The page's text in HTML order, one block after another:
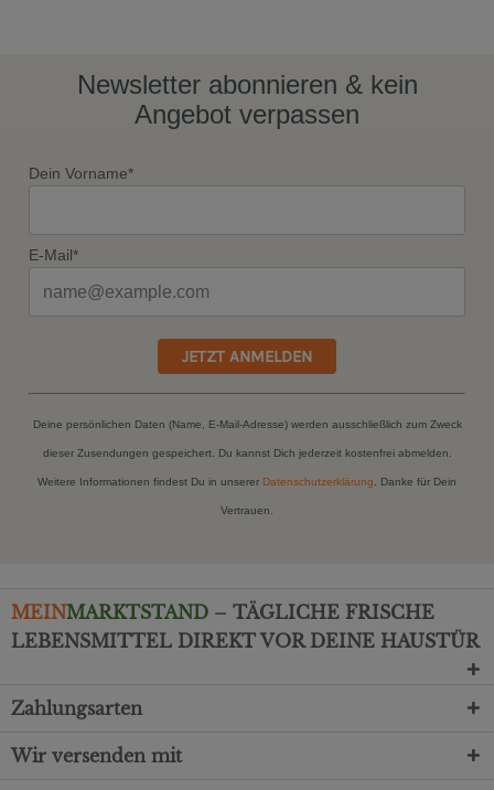
Newsletter abonnieren & kein
Angebot verpassen
Dein Vorname*
E-Mail*
JETZT ANMELDEN
Deine persönlichen Daten (Name, E-Mail-Adresse) werden ausschließlich zum Zweck
dieser Zusendungen gespeichert. Du kannst Dich jederzeit kostenfrei abmelden.
Weitere Informationen findest Du in unserer Datenschutzerklärung . Danke für Dein
Vertrauen.
MEINMARKTSTAND – TÄGLICHE FRISCHE
LEBENSMITTEL DIREKT VOR DEINE HAUSTÜR
Zahlungsarten
Wir versenden mit